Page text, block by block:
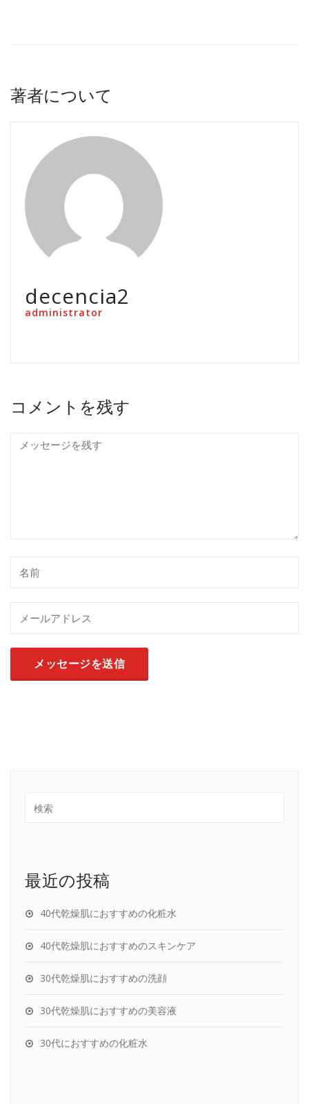
著者について
decencia2
administrator
コメントを残す
最近の投稿
40代乾燥肌におすすめの化粧水
40代乾燥肌におすすめのスキンケア
30代乾燥肌におすすめの洗顔
30代乾燥肌におすすめの美容液
30代におすすめの化粧水